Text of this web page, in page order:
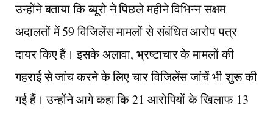
उन्होंने बताया कि ब्यूरो ने पिछले महीने विभिन्न सक्षम
अदालतों में 59 विजिलेंस मामलों से संबंधित आरोप पत्र
दायर किए हैं। इसके अलावा, भ्रष्टाचार के मामलों की
गहराई से जांच करने के लिए चार विजिलेंस जांचें भी शुरू की
गई हैं। उन्होंने आगे कहा कि 21 आरोपियों के खिलाफ 13